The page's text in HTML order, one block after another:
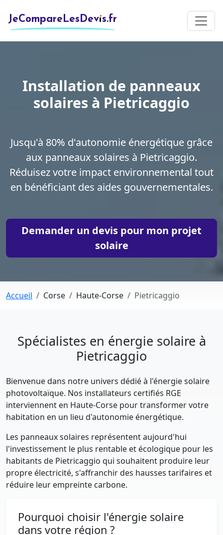
JeCompareLesDevis.fr
Installation de panneaux
solaires à Pietricaggio
Jusqu'à 80% d'autonomie énergétique grâce
aux panneaux solaires à Pietricaggio.
Réduisez votre impact environnemental tout
en bénéficiant des aides gouvernementales.
Demander un devis pour mon projet
solaire
Accueil Corse Haute-Corse Pietricaggio
Spécialistes en énergie solaire à
Pietricaggio
Bienvenue dans notre univers dédié à l'énergie solaire
photovoltaïque. Nos installateurs certifiés RGE
interviennent en Haute-Corse pour transformer votre
habitation en un lieu d'autonomie énergétique.
Les panneaux solaires représentent aujourd'hui
l'investissement le plus rentable et écologique pour les
habitants de Pietricaggio qui souhaitent produire leur
propre électricité, s'affranchir des hausses tarifaires et
réduire leur empreinte carbone.
Pourquoi choisir l'énergie solaire
dans votre région ?